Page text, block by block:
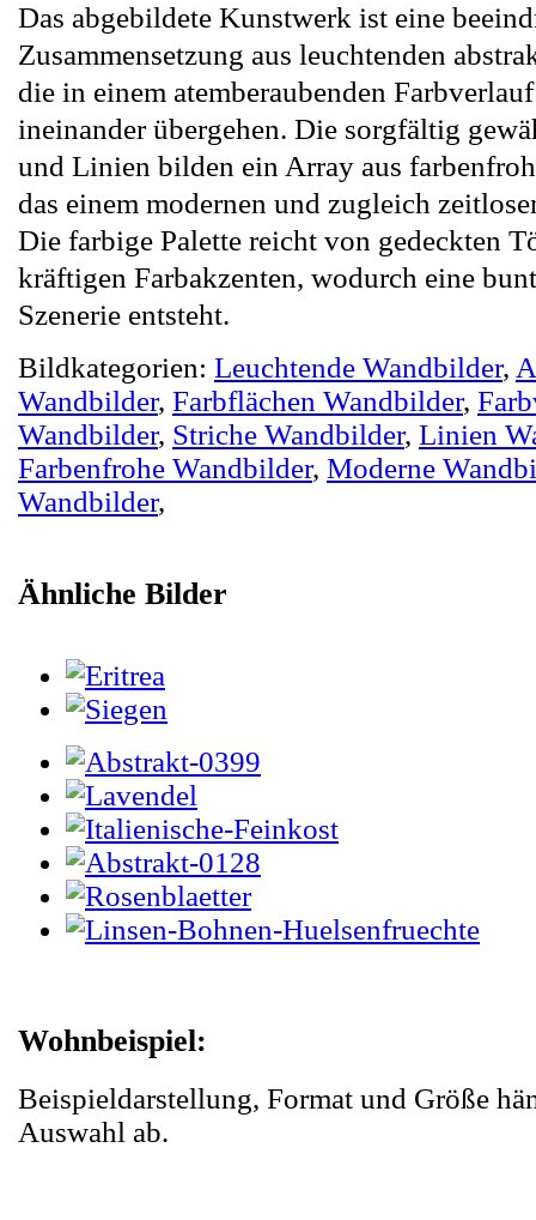
Das abgebildete Kunstwerk ist eine
Zusammensetzung aus leuchtenden
die in einem atemberaubenden
ineinander übergehen. Die sorgfältig
und Linien bilden ein Array aus
das einem modernen und zugleich
Die farbige Palette reicht von gedeckten
kräftigen Farbakzenten, wodurch eine
Szenerie entsteht.
Bildkategorien: Leuchtende Wandbilder,
Wandbilder, Farbflächen Wandbilder,
Wandbilder, Striche Wandbilder, Linien
Farbenfrohe Wandbilder, Moderne
Wandbilder,
Ähnliche Bilder
Wohnbeispiel:
Beispieldarstellung, Format und Größe
Auswahl ab.